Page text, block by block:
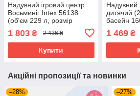
Надувний ігровий центр
Восьминіг Intex 56138
(об'єм 229 л, розмір
1 803 ₴ 2 436 ₴
Купити
Надувний
дитячий
басейн
1 469₴
Акційні пропозиції та новинки
–28% –27%